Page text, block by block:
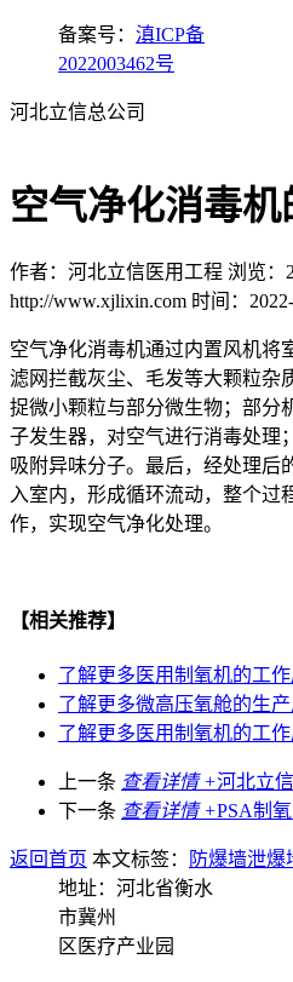
空气净化消毒
作者：河北立信医用工程 浏览：
http://www.xjlixin.com 时间：
空气净化消毒机通过内置风机将
滤网拦截灰尘、毛发等大颗粒杂
捉微小颗粒与部分微生物；部分
子发生器，对空气进行消毒处理
吸附异味分子。最后，经处理后
入室内，形成循环流动，整个过
作，实现空气净化处理。​
【相关推荐】
了解更多 医用制氧机的工
了解更多微高压氧舱的生
了解更多 医用制氧机的工
上一条 查看详情 +河北立
下一条 查看详情 +PSA制
返回首页 本文标签： 防爆墙泄爆
备案号： 滇ICP备
2022003462号
河北立信总公司
地址：河北省衡水
市冀州
区医疗产业园